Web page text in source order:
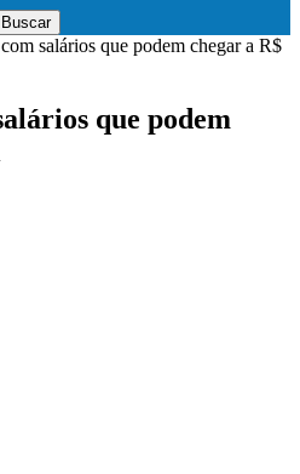
salários que podem chegar a R$
que podem